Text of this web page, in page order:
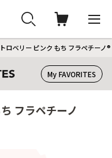
ロベリー ピンク もち フラペチーノ
My FAVORITES
フラペチーノ